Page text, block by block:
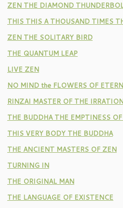
ZEN THE DIAMOND
THIS THIS A THOUSAND TIMES
ZEN THE SOLITARY BIRD
THE QUANTUM LEAP
LIVE ZEN
NO MIND the FLOWERS OF
RINZAI MASTER OF THE
THE BUDDHA THE EMPTINESS
THIS VERY BODY THE BUDDHA
THE ANCIENT MASTERS OF ZEN
TURNING IN
THE ORIGINAL MAN
THE LANGUAGE OF EXISTENCE